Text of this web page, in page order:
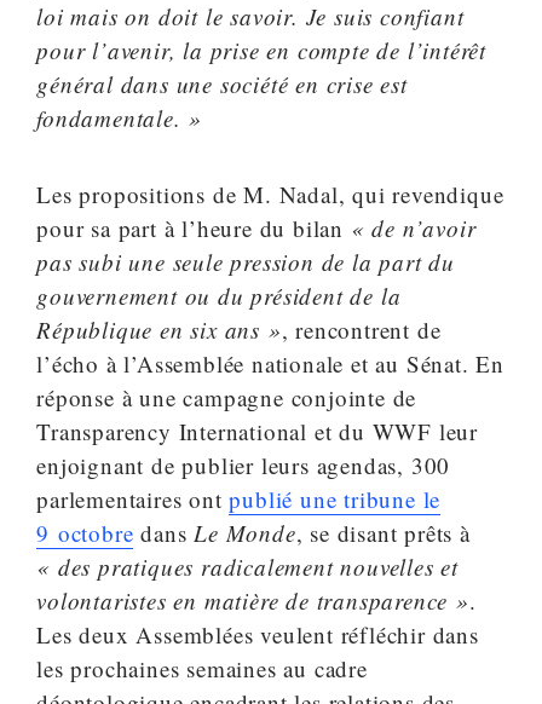
loi mais on doit le savoir. Je suis confiant
pour l’avenir, la prise en compte de l’intérêt
général dans une société en crise est
fondamentale. »
Les propositions de M. Nadal, qui revendique
pour sa part à l’heure du bilan « de n’avoir
pas subi une seule pression de la part du
gouvernement ou du président de la
République en six ans », rencontrent de
l’écho à l’Assemblée nationale et au Sénat. En
réponse à une campagne conjointe de
Transparency International et du WWF leur
enjoignant de publier leurs agendas, 300
parlementaires ontpublié une tribune le
9 octobre dansLe Monde, se disant prêts à
« des pratiques radicalement nouvelles et
volontaristes en matière de transparence ».
Les deux Assemblées veulent réfléchir dans
les prochaines semaines au cadre